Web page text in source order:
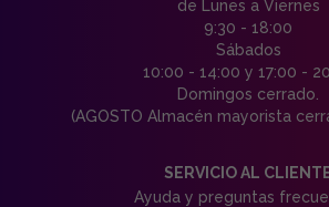
de Lunes a Viernes
9:30 - 18:00
Sábados
10:00 - 14:00 y 17:00 -
Domingos cerrado.
(AGOSTO Almacén mayorista
SERVICIO AL
Ayuda y preguntas